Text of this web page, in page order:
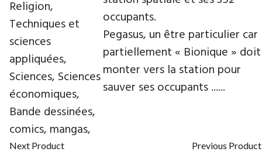
occupants.
Pegasus, un être particulier car
partiellement « Bionique » doit
monter vers la station pour
sauver ses occupants ......
Next Product Previous Product
Religion,
Techniques et
sciences
appliquées,
Sciences, Sciences
économiques,
Bande dessinées,
comics, mangas,